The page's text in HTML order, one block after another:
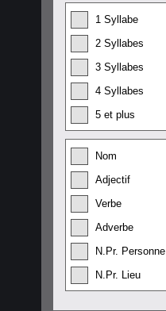
1 Syllabe
2 Syllabes
3 Syllabes
4 Syllabes
5 et plus
Nom
Adjectif
Verbe
Adverbe
N.Pr. Personne
N.Pr. Lieu